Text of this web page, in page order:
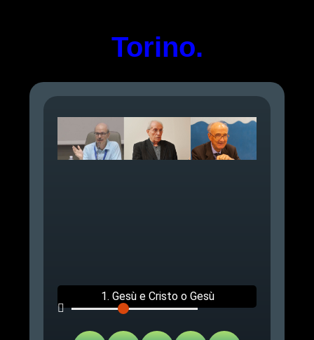
Torino.
1. Gesù e Cristo o Gesù
Cristo? - Incontro alla
Consolata in Torino.